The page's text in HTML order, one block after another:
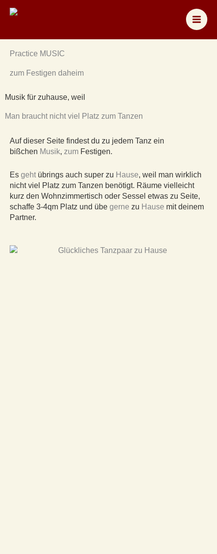
Inhalt
Practice MUSIC
zum Festigen daheim
Musik für zuhause, weil
Man braucht nicht viel Platz zum Tanzen
Auf dieser Seite findest du zu jedem Tanz ein
bißchen Musik, zum Festigen.
Es geht übrings auch super zu Hause, weil man wirklich
nicht viel Platz zum Tanzen benötigt. Räume vielleicht
kurz den Wohnzimmertisch oder Sessel etwas zu Seite,
schaffe 3-4qm Platz und übe gerne zu Hause mit deinem
Partner.